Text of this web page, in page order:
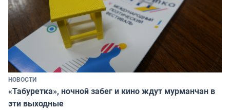
НОВОСТИ
«Табуретка», ночной забег и кино ждут мурманчан в
эти выходные